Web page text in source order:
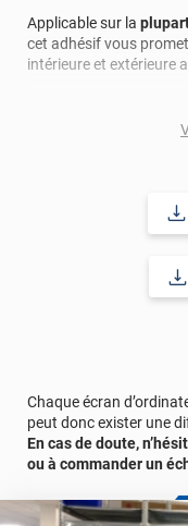
Applicable sur la
cet adhésif vous
intérieure et extérieure
Chaque écran
peut donc exister une
En cas de doute,
ou à commander un